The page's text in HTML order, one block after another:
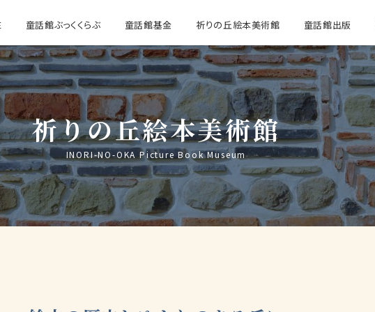
童話館ぶっくくらぶ 童話館基金 祈りの丘絵本美術館 童話館出版
祈りの丘絵本美術館
INORI-NO-OKA Picture Book Museum